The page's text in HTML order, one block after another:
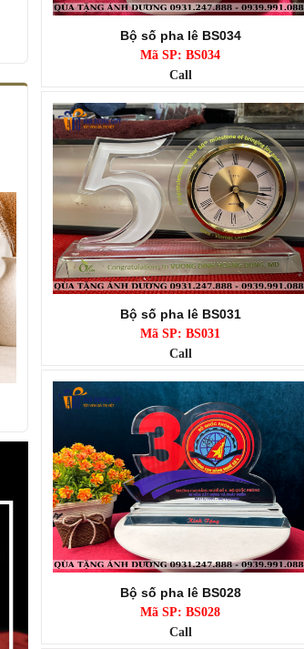
Bộ số pha lê BS034
Mã SP: BS034
Call
Bộ số pha lê BS031
Mã SP: BS031
Call
Bộ số pha lê BS028
Mã SP: BS028
Call